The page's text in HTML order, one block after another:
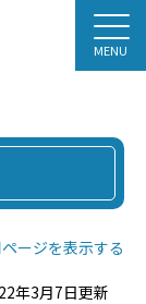
ージを表示する
年3月7日更新